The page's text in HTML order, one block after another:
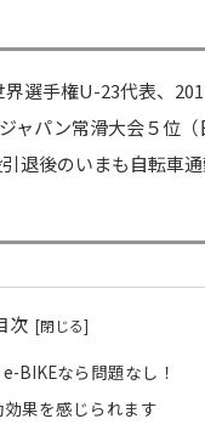
選手権U-23代表、
ャパン常滑大会５位
退後のいまも自転車
次
BIKEなら問題なし！
果を感じられます